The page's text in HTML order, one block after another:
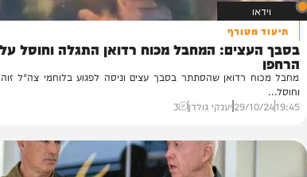
המחבל מכוח רדואן התגלה וחוסל על ידי